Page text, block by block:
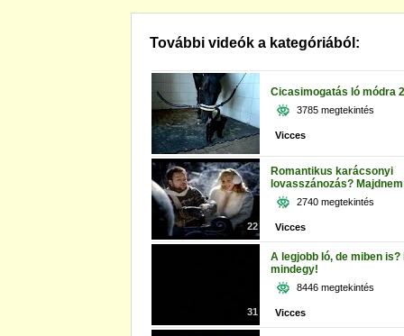
További videók a kategóriából:
22
Cicasimogatás ló módra 2
3785 megtekintés
Vicces
31
Romantikus karácsonyi
lovasszánozás? Majdnem
2740 megtekintés
Vicces
A legjobb ló, de miben is?
mindegy!
8446 megtekintés
Vicces